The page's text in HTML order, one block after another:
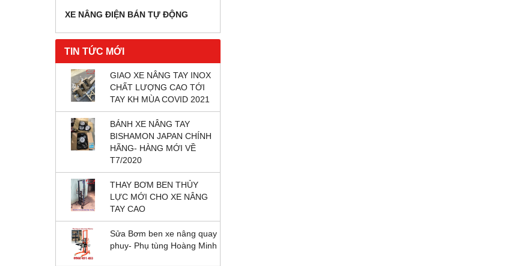
XE NÂNG ĐIỆN BÁN TỰ ĐỘNG
TIN TỨC MỚI
GIAO XE NÂNG TAY INOX
CHẤT LƯỢNG CAO TỚI
TAY KH MÙA COVID 2021
BÁNH XE NÂNG TAY
BISHAMON JAPAN CHÍNH
HÃNG- HÀNG MỚI VỀ
T7/2020
THAY BƠM BEN THỦY
LỰC MỚI CHO XE NÂNG
TAY CAO
Sửa Bơm ben xe nâng quay
phuy- Phụ tùng Hoàng Minh